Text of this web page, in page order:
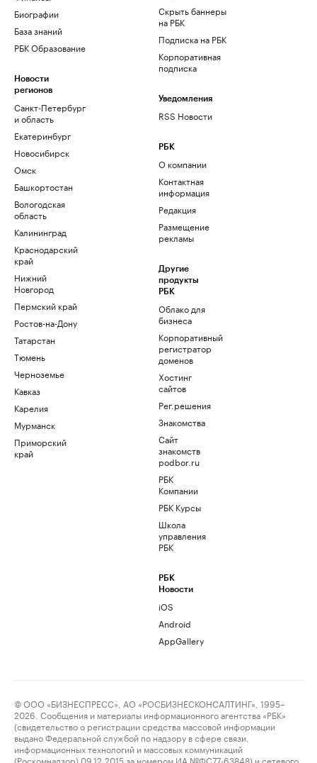
Биографии
База знаний
РБК Образование
Новости
регионов
Санкт-Петербург
и область
Екатеринбург
Новосибирск
Омск
Башкортостан
Вологодская
область
Калининград
Краснодарский
край
Нижний
Новгород
Пермский край
Ростов-на-Дону
Татарстан
Тюмень
Черноземье
Кавказ
Карелия
Мурманск
Приморский
край
Скрыть баннеры
на РБК
Подписка на РБК
Корпоративная
подписка
Уведомления
RSS Новости
РБК
О компании
Контактная
информация
Редакция
Размещение
рекламы
Другие
продукты
РБК
Облако для
бизнеса
Корпоративный
регистратор
доменов
Хостинг
сайтов
Рег.решения
Знакомства
Сайт
знакомств
podbor.ru
РБК
Компании
РБК Курсы
Школа
управления
РБК
РБК
Новости
iOS
Android
AppGallery
© ООО «БИЗНЕСПРЕСС», АО «РОСБИЗНЕСКОНСАЛТИНГ», 1995–
2026. Сообщения и материалы информационного агентства «РБК»
(свидетельство о регистрации средства массовой информации
выдано Федеральной службой по надзору в сфере связи,
информационных технологий и массовых коммуникаций
(Роскомнадзор) 09.12.2015 за номером ИА №ФС77-63848) и сетевого